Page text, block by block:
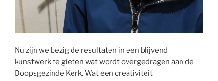
Nu zijn we bezig de resultaten in een blijvend
kunstwerk te gieten wat wordt overgedragen aan de
Doopsgezinde Kerk. Wat een creativiteit